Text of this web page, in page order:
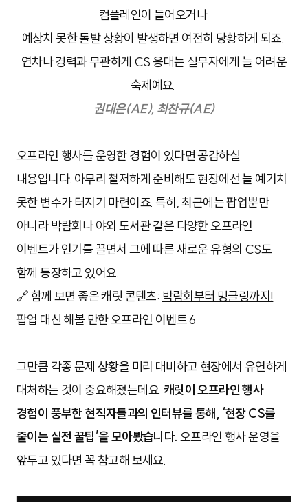
컴플레인이 들어오거나
예상치 못한 돌발 상황이 발생하면 여전히 당황하게 되죠.
연차나 경력과 무관하게 CS 응대는 실무자에게 늘 어려운
숙제예요.
권대은(AE), 최찬규(AE)
오프라인 행사를 운영한 경험이 있다면 공감하실
내용입니다. 아무리 철저하게 준비해도 현장에선 늘 예기치
못한 변수가 터지기 마련이죠. 특히, 최근에는 팝업뿐만
아니라 박람회나 야외 도서관 같은 다양한 오프라인
이벤트가 인기를 끌면서 그에 따른 새로운 유형의 CS도
함께 등장하고 있어요.
🔗 함께 보면 좋은 캐릿 콘텐츠: 박람회부터 밍글링까지!
팝업 대신 해볼 만한 오프라인 이벤트 6
그만큼 각종 문제 상황을 미리 대비하고 현장에서 유연하게
대처하는 것이 중요해졌는데요. 캐릿이 오프라인 행사
경험이 풍부한 현직자들과의 인터뷰를 통해, ‘현장 CS를
줄이는 실전 꿀팁’을 모아봤습니다. 오프라인 행사 운영을
앞두고 있다면 꼭 참고해 보세요.